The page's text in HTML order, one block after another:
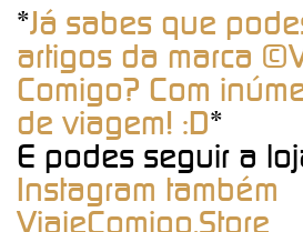
*Já sabes que
artigos da marca
Comigo? Com
de viagem! :D*
E podes seguir a
Instagram também
ViajeComigo.Store